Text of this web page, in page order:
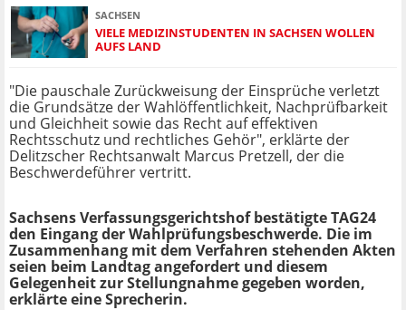
SACHSEN
VIELE MEDIZINSTUDENTEN IN SACHSEN WOLLEN
AUFS LAND
"Die pauschale Zurückweisung der Einsprüche verletzt
die Grundsätze der Wahlöffentlichkeit, Nachprüfbarkeit
und Gleichheit sowie das Recht auf effektiven
Rechtsschutz und rechtliches Gehör", erklärte der
Delitzscher Rechtsanwalt Marcus Pretzell, der die
Beschwerdeführer vertritt.
Sachsens Verfassungsgerichtshof bestätigte TAG24
den Eingang der Wahlprüfungsbeschwerde. Die im
Zusammenhang mit dem Verfahren stehenden Akten
seien beim Landtag angefordert und diesem
Gelegenheit zur Stellungnahme gegeben worden,
erklärte eine Sprecherin.